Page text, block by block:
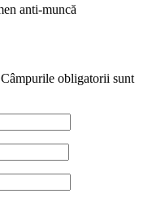
Câmpurile obligatorii sunt